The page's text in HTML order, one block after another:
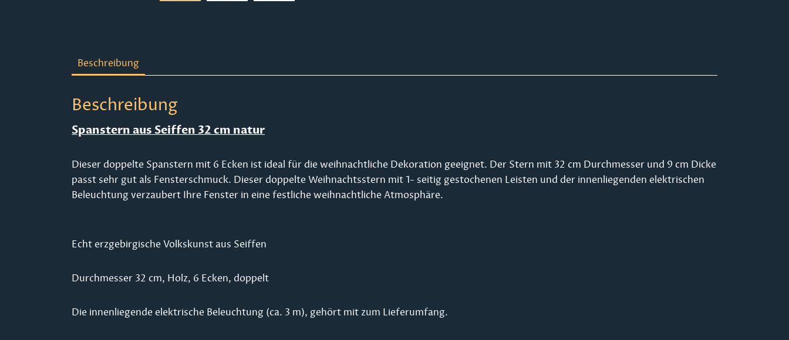
Beschreibung
Beschreibung
Spanstern aus Seiffen 32 cm natur
Dieser doppelte Spanstern mit 6 Ecken ist ideal für die weihnachtliche Dekoration geeignet. Der Stern mit 32 cm Durchmesser und 9 cm Dicke
passt sehr gut als Fensterschmuck. Dieser doppelte Weihnachtsstern mit 1- seitig gestochenen Leisten und der innenliegenden elektrischen
Beleuchtung verzaubert Ihre Fenster in eine festliche weihnachtliche Atmosphäre.
Echt erzgebirgische Volkskunst aus Seiffen
Durchmesser 32 cm, Holz, 6 Ecken, doppelt
Die innenliegende elektrische Beleuchtung (ca. 3 m), gehört mit zum Lieferumfang.